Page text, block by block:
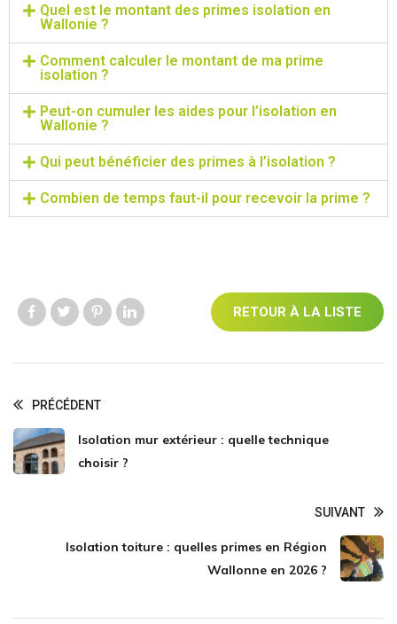
Quel est le montant des primes isolation en
Wallonie ?
Comment calculer le montant de ma prime
isolation ?
Peut-on cumuler les aides pour l’isolation en
Wallonie ?
Qui peut bénéficier des primes à l’isolation ?
Combien de temps faut-il pour recevoir la prime ?
Like usLike usLike us RETOUR À LA LISTE
PRÉCÉDENT
Isolation mur extérieur : quelle technique
choisir ?
SUIVANT
Isolation toiture : quelles primes en Région
Wallonne en 2026 ?